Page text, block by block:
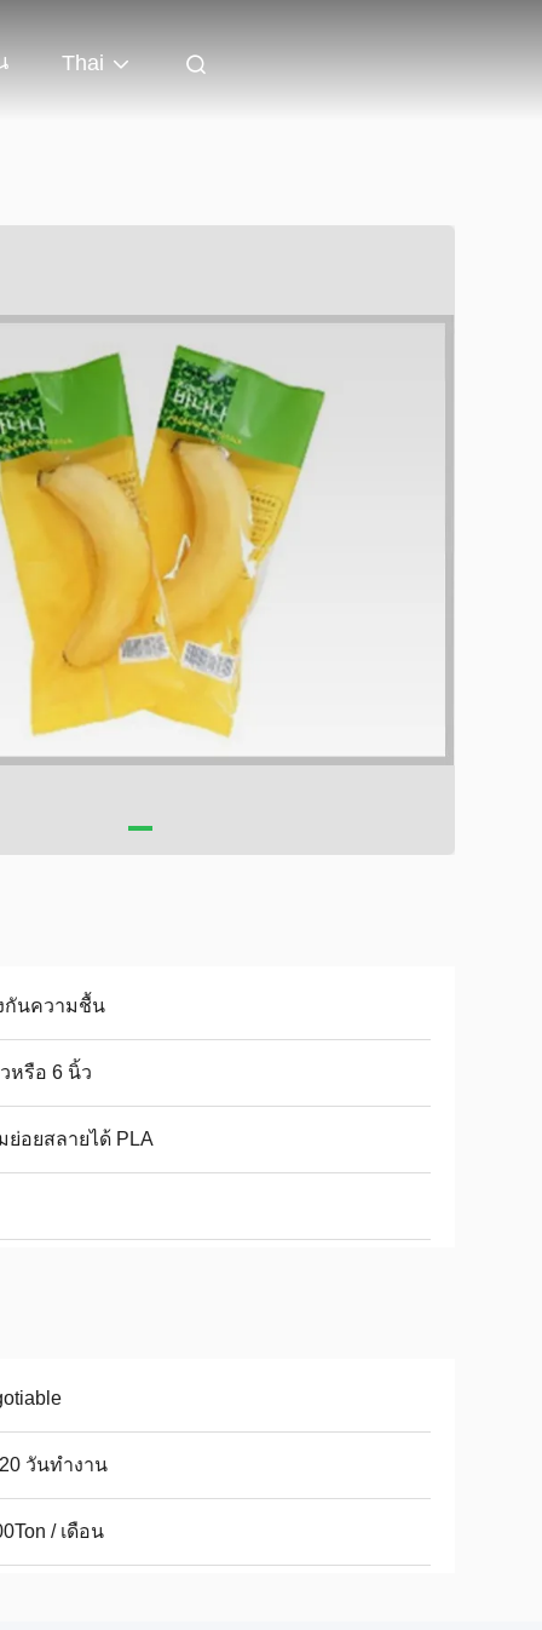
Thai
กันความชื้น
หรือ 6 นิ้ว
ย่อยสลายได้ PLA
วันทำงาน
/ เดือน